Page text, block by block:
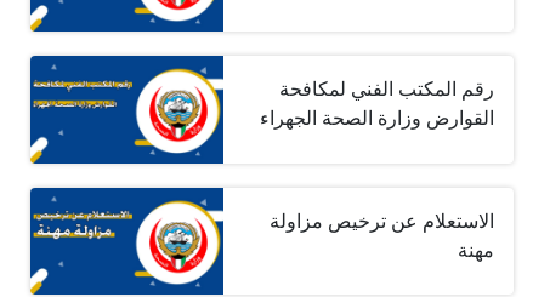
رقم المكتب الفني لمكافحة
القوارض وزارة الصحة الجهراء
الاستعلام عن ترخيص مزاولة
مهنة